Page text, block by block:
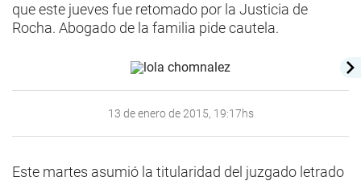
que este jueves fue retomado por la Justicia de
Rocha. Abogado de la familia pide cautela.
13 de enero de 2015, 19:17hs
Este martes asumió la titularidad del juzgado letrado